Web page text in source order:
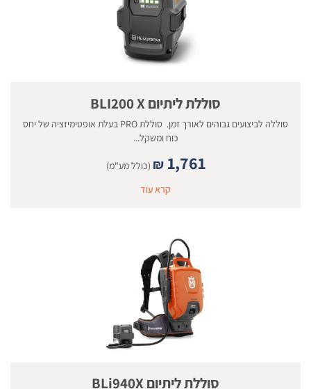
סוללת ליתיום BLI200 X
סוללה לביצועים גבוהים לאורך זמן. סוללת PRO בעלת אופטימיזציה של יחס
כוח ומשקל...
₪ 1,761
(כולל מע"מ)
קרא עוד
סוללת ליתיום BLi940X